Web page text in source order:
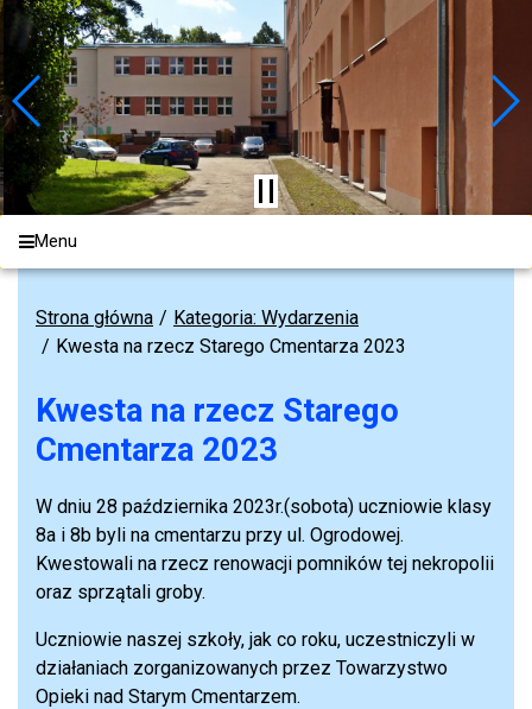
Menu
Strona główna
Kategoria: Wydarzenia
Kwesta na rzecz Starego Cmentarza 2023
Kwesta na rzecz Starego
Cmentarza 2023
W dniu 28 października 2023r.(sobota) uczniowie klasy
8a i 8b byli na cmentarzu przy ul. Ogrodowej.
Kwestowali na rzecz renowacji pomników tej nekropolii
oraz sprzątali groby.
Uczniowie naszej szkoły, jak co roku, uczestniczyli w
działaniach zorganizowanych przez Towarzystwo
Opieki nad Starym Cmentarzem.